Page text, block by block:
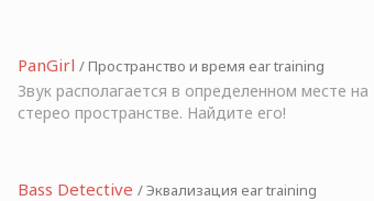
PanGirl / Пространство и время ear training
Звук располагается в определенном месте на
стерео пространстве. Найдите его!
Bass Detective / Эквализация ear training